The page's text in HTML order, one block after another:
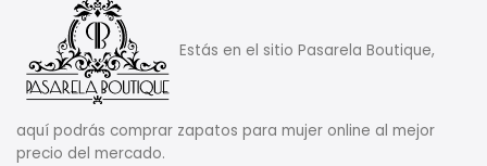
Estás en el sitio Pasarela Boutique,
aquí podrás comprar zapatos para mujer online al mejor
precio del mercado.